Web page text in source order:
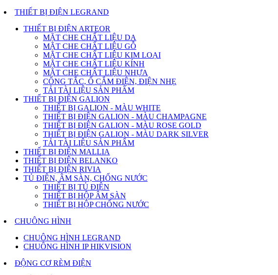
THIẾT BỊ ĐIỆN LEGRAND
THIẾT BỊ ĐIỆN ARTEOR
MẶT CHE CHẤT LIỆU DA
MẶT CHE CHẤT LIỆU GỖ
MẶT CHE CHẤT LIỆU KIM LOẠI
MẶT CHE CHẤT LIỆU KÍNH
MẶT CHE CHẤT LIỆU NHỰA
CÔNG TẮC, Ổ CẮM ĐIỆN, ĐIỆN NHẸ
TẢI TÀI LIỆU SẢN PHẨM
THIẾT BỊ ĐIỆN GALION
THIẾT BỊ GALION - MÀU WHITE
THIẾT BỊ ĐIỆN GALION - MÀU CHAMPAGNE
THIẾT BỊ ĐIỆN GALION - MÀU ROSE GOLD
THIẾT BỊ ĐIỆN GALION - MÀU DARK SILVER
TẢI TÀI LIỆU SẢN PHẨM
THIẾT BỊ ĐIỆN MALLIA
THIẾT BỊ ĐIỆN BELANKO
THIẾT BỊ ĐIỆN RIVIA
TỦ ĐIỆN, ÂM SÀN, CHỐNG NƯỚC
THIẾT BỊ TỦ ĐIỆN
THIẾT BỊ HỘP ÂM SÀN
THIẾT BỊ HỘP CHỐNG NƯỚC
CHUÔNG HÌNH
CHUÔNG HÌNH LEGRAND
CHUÔNG HÌNH IP HIKVISION
ĐỘNG CƠ RÈM ĐIỆN